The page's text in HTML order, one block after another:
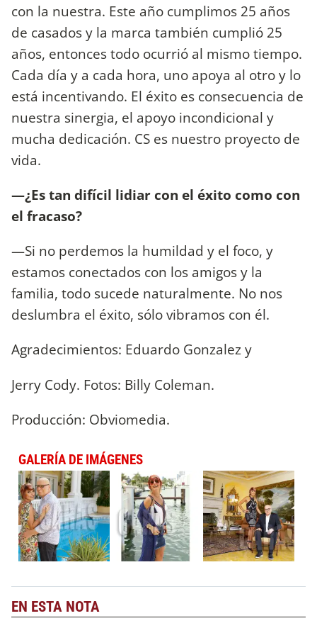
con la nuestra. Este año cumplimos 25 años
de casados y la marca también cumplió 25
años, entonces todo ocurrió al mismo tiempo.
Cada día y a cada hora, uno apoya al otro y lo
está incentivando. El éxito es consecuencia de
nuestra sinergia, el apoyo incondicional y
mucha dedicación. CS es nuestro proyecto de
vida.
—¿Es tan difícil lidiar con el éxito como con
el fracaso?
—Si no perdemos la humildad y el foco, y
estamos conectados con los amigos y la
familia, todo sucede naturalmente. No nos
deslumbra el éxito, sólo vibramos con él.
Agradecimientos: Eduardo Gonzalez y
Jerry Cody. Fotos: Billy Coleman.
Producción: Obviomedia.
GALERÍA DE IMÁGENES
EN ESTA NOTA